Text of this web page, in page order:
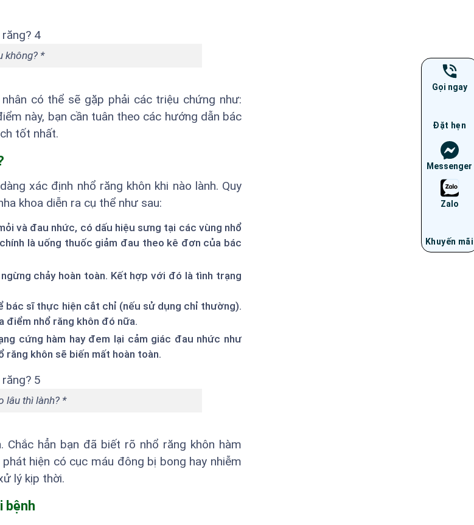
không? *
có thể sẽ gặp phải các triệu chứng như:
này, bạn cần tuân theo các hướng dẫn bác
tốt nhất.
xác định nhổ răng khôn khi nào lành. Quy
khoa diễn ra cụ thể như sau:
và đau nhức, có dấu hiệu sưng tại các vùng nhổ
là uống thuốc giảm đau theo kê đơn của bác
chảy hoàn toàn. Kết hợp với đó là tình trạng
bác sĩ thực hiện cắt chỉ (nếu sử dụng chỉ thường).
điểm nhổ răng khôn đó nữa.
cứng hàm hay đem lại cảm giác đau nhức như
khôn sẽ biến mất hoàn toàn.
lâu thì lành? *
hẳn bạn đã biết rõ nhổ răng khôn hàm
hiện có cục máu đông bị bong hay nhiễm
lý kịp thời.
bệnh
Gọi ngay
Đặt hẹn
Messenger
Zalo
Khuyến mãi